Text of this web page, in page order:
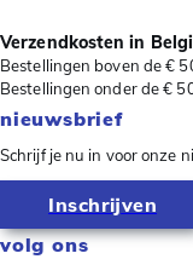
Verzendkosten in
Bestellingen boven de €
Bestellingen onder de €
nieuwsbrief
Schrijf je nu in voor onze
Inschrijven
volg ons